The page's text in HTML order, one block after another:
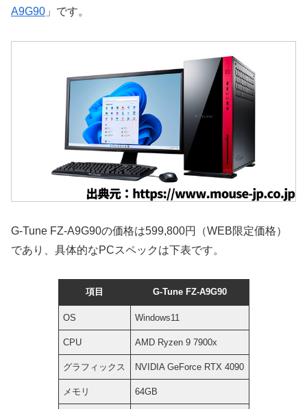
A9G90 」です。
G-Tune FZ-A9G90の価格は599,800円（WEB限定価格）
であり、具体的なPCスペックは下表です。
項目 G-Tune FZ-A9G90
OS Windows11
CPU AMD Ryzen 9 7900x
グラフィックス NVIDIA GeForce RTX 4090
メモリ 64GB